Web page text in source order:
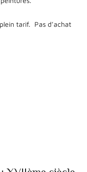
tarif. Pas d’achat